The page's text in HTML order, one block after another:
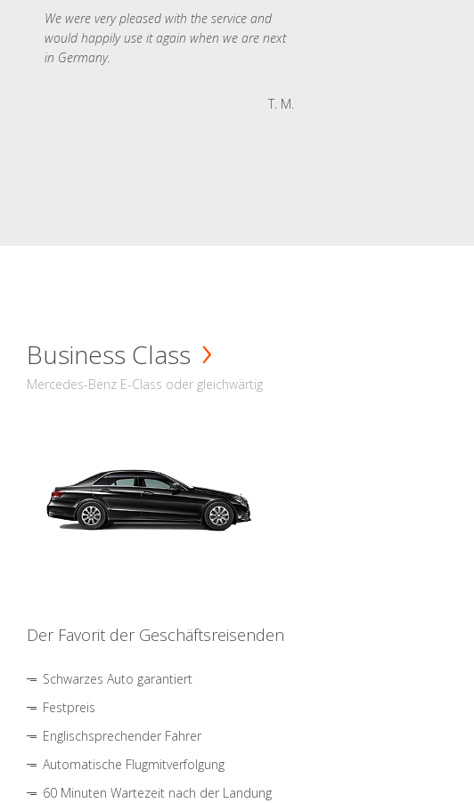
We were very pleased with the service and
would happily use it again when we are next
in Germany.
T. M.
Business Class
Mercedes-Benz E-Class oder gleichwärtig
Der Favorit der Geschäftsreisenden
Schwarzes Auto garantiert
Festpreis
Englischsprechender Fahrer
Automatische Flugmitverfolgung
60 Minuten Wartezeit nach der Landung